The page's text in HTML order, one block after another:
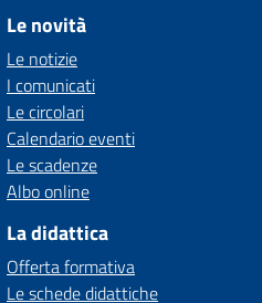
Le novità
Le notizie
I comunicati
Le circolari
Calendario eventi
Le scadenze
Albo online
La didattica
Offerta formativa
Le schede didattiche